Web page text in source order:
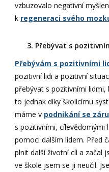
vzbuzovalo negativní
k regeneraci svého
3. Přebývat s
Přebývám s pozitivními
pozitivní lidi a pozitivní
přebývat s pozitivními
to jednak díky školícímu
máme v podnikání se
s pozitivními, cílevědomými
pomoci dalším lidem. Před
plnit další životní cíl a začal
ve škole jsem se ji neučil.